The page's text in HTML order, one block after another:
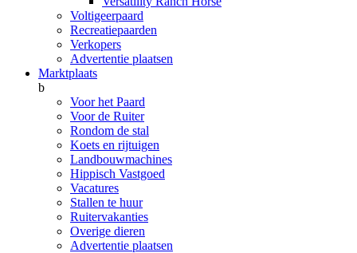
Voltigeerpaard
Recreatiepaarden
Verkopers
Advertentie plaatsen
Marktplaats
b
Voor het Paard
Voor de Ruiter
Rondom de stal
Koets en rijtuigen
Landbouwmachines
Hippisch Vastgoed
Vacatures
Stallen te huur
Ruitervakanties
Overige dieren
Advertentie plaatsen